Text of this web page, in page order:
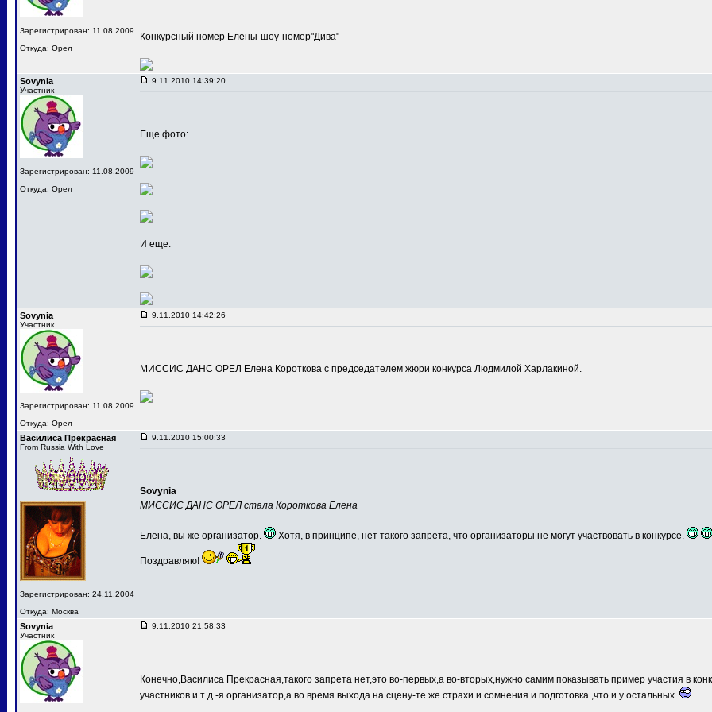
Зарегистрирован: 11.08.2009
Откуда: Орел
Конкурсный номер Елены-шоу-номер"Дива"
Sovynia
Участник
Зарегистрирован: 11.08.2009
Откуда: Орел
9.11.2010 14:39:20
Еще фото:
И еще:
Sovynia
Участник
Зарегистрирован: 11.08.2009
Откуда: Орел
9.11.2010 14:42:26
МИССИС ДАНС ОРЕЛ Елена Короткова с председателем жюри конкурса Людмилой Харлакиной.
Василиса Прекрасная
From Russia With Love
Зарегистрирован: 24.11.2004
Откуда: Москва
9.11.2010 15:00:33
Sovynia
МИССИС ДАНС ОРЕЛ стала Короткова Елена
Елена, вы же организатор. Хотя, в принципе, нет такого запрета, что организаторы не могут участвовать в конкурсе.
Поздравляю!
Sovynia
Участник
9.11.2010 21:58:33
Конечно,Василиса Прекрасная,такого запрета нет,это во-первых,а во-вторых,нужно самим показывать пример участия в
участников и т д -я организатор,а во время выхода на сцену-те же страхи и сомнения и подготовка ,что и у остальных.